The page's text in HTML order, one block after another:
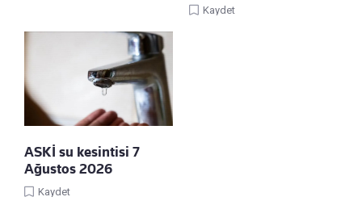
Kaydet
ASKİ su kesintisi 7
Ağustos 2026
Kaydet